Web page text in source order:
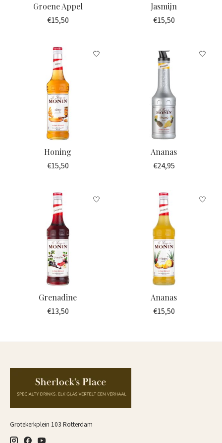
Groene Appel
€15,50
Jasmijn
€15,50
Honing
€15,50
Ananas
€24,95
Grenadine
€13,50
Ananas
€15,50
Grotekerkplein 103 Rotterdam